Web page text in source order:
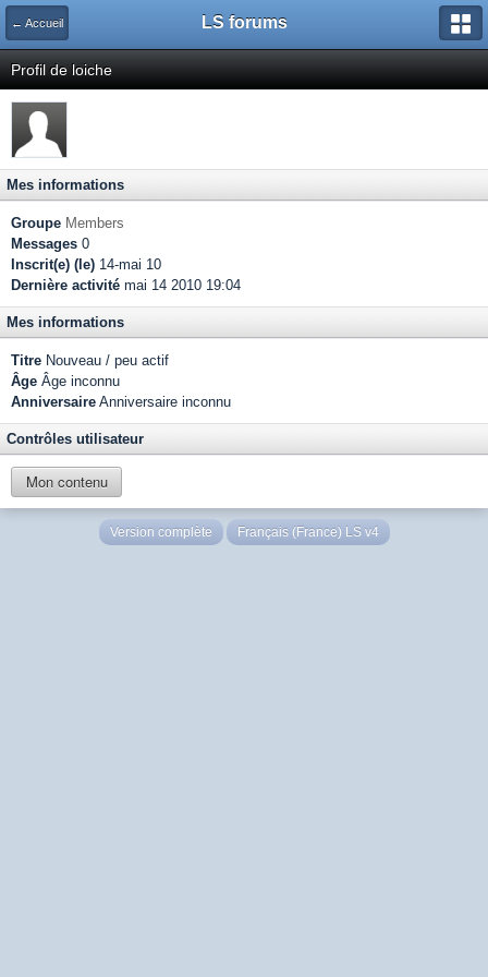
← Accueil LS forums
Profil de loiche
Mes informations
Groupe Members
Messages 0
Inscrit(e) (le) 14-mai 10
Dernière activité mai 14 2010 19:04
Mes informations
Titre Nouveau / peu actif
Âge Âge inconnu
Anniversaire Anniversaire inconnu
Contrôles utilisateur
Mon contenu
Version complète Français (France) LS v4